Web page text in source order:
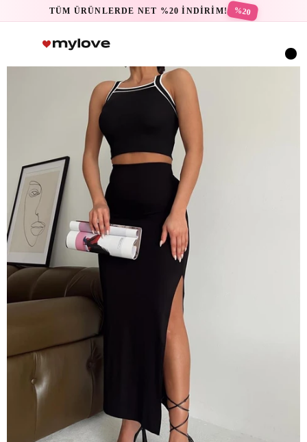
TÜM ÜRÜNLERDE NET %20 İNDİRİM! %20